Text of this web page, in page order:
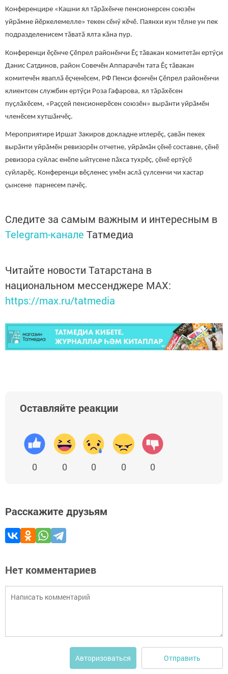
Конференцире «Кашни ял тӑрӑхӗнче пенсионерсен союзӗн
уйрӑмне йӗркелемелле» текен сӗнӳ кӗчӗ. Паянхи кун тӗлне ун пек
подразделенисем тӑватӑ ялта кӑна пур.
Конференци ӗҫӗнче Ҫӗпрел районӗнчи Ӗҫ тӑвакан комитетăн ертӳҫи
Данис Сатдинов, район Совечӗн Аппарачӗн тата Ӗҫ тӑвакан
комитечӗн яваплӑ ӗҫченӗсем, РФ Пенси фончӗн Ҫӗпрел районӗнчи
клиентсен службин ертӳҫи Роза Гафарова, ял тăрăхӗсен
пуҫлӑхӗсем, «Раҫҫей пенсионерӗсен союзӗн» вырӑнти уйрӑмӗн
членӗсем хутшӑнчӗҫ.
Мероприятире Иршат Закиров докладне итлерӗç, ҫавӑн пекех
вырӑнти уйрăмӗн ревизорӗн отчетне, уйрăмăн çӗнӗ составне, çӗнӗ
ревизора суйлас енӗпе ыйтусене пӑхса тухрӗç, çӗнӗ ертӳçӗ
суйларӗç. Конференци вӗçленес умӗн аслă çулсенчи чи хастар
çынсене парнесем пачӗç.
Следите за самым важным и интересным в
Telegram-канале Татмедиа
Читайте новости Татарстана в
национальном мессенджере MАХ:
https://max.ru/tatmedia
Оставляйте реакции
0 0 0 0 0
Расскажите друзьям
Нет комментариев
Авторизоваться Отправить